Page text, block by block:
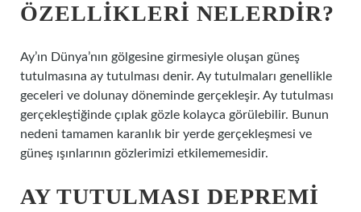
ÖZELLIKLERI NELERDIR?
Ay’ın Dünya’nın gölgesine girmesiyle oluşan güneş
tutulmasına ay tutulması denir. Ay tutulmaları genellikle
geceleri ve dolunay döneminde gerçekleşir. Ay tutulması
gerçekleştiğinde çıplak gözle kolayca görülebilir. Bunun
nedeni tamamen karanlık bir yerde gerçekleşmesi ve
güneş ışınlarının gözlerimizi etkilememesidir.
AY TUTULMASI DEPREMI